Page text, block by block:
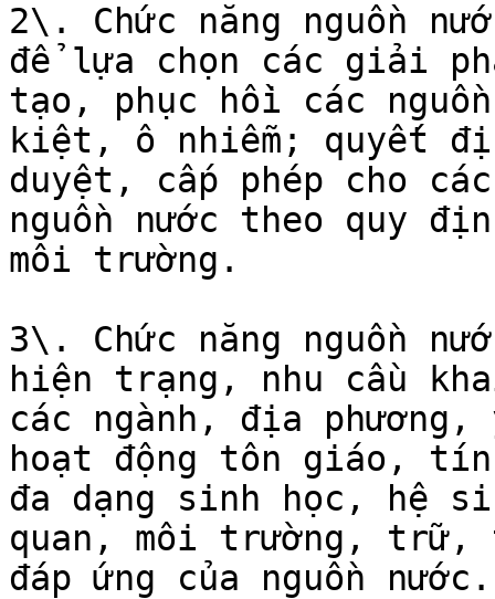
2\. Chức năng nguồn
để lựa chọn các giải
tạo, phục hồi các
kiệt, ô nhiễm; quyết
duyệt, cấp phép cho
nguồn nước theo quy
môi trường.
3\. Chức năng nguồn
hiện trạng, nhu cầu
các ngành, địa
hoạt động tôn giáo,
đa dạng sinh học, hệ
quan, môi trường, trữ,
đáp ứng của nguồn nước.